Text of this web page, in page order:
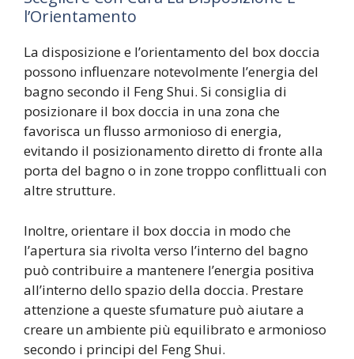
l’Orientamento
La disposizione e l’orientamento del box doccia
possono influenzare notevolmente l’energia del
bagno secondo il Feng Shui. Si consiglia di
posizionare il box doccia in una zona che
favorisca un flusso armonioso di energia,
evitando il posizionamento diretto di fronte alla
porta del bagno o in zone troppo conflittuali con
altre strutture.
Inoltre, orientare il box doccia in modo che
l’apertura sia rivolta verso l’interno del bagno
può contribuire a mantenere l’energia positiva
all’interno dello spazio della doccia. Prestare
attenzione a queste sfumature può aiutare a
creare un ambiente più equilibrato e armonioso
secondo i principi del Feng Shui.